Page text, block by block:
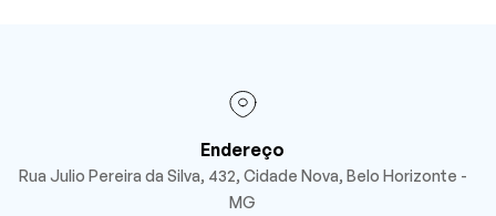
Endereço
Rua Julio Pereira da Silva, 432, Cidade Nova, Belo Horizonte -
MG